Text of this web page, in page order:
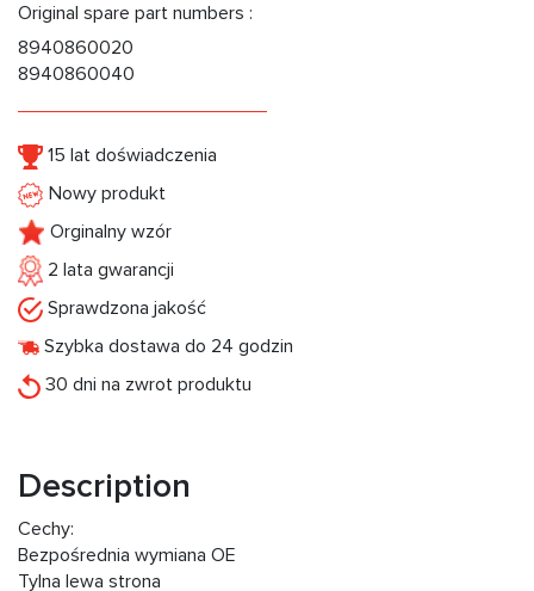
Original spare part numbers :
8940860020
8940860040
15 lat doświadczenia
Nowy produkt
Orginalny wzór
2 lata gwarancji
Sprawdzona jakość
Szybka dostawa do 24 godzin
30 dni na zwrot produktu
Description
Cechy:
Bezpośrednia wymiana OE
Tylna lewa strona